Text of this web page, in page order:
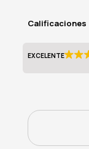
Calificaciones
EXCELENTE
Buscar